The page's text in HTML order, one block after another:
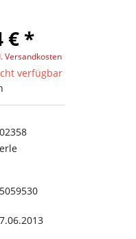
€ *
Versandkosten
verfügbar